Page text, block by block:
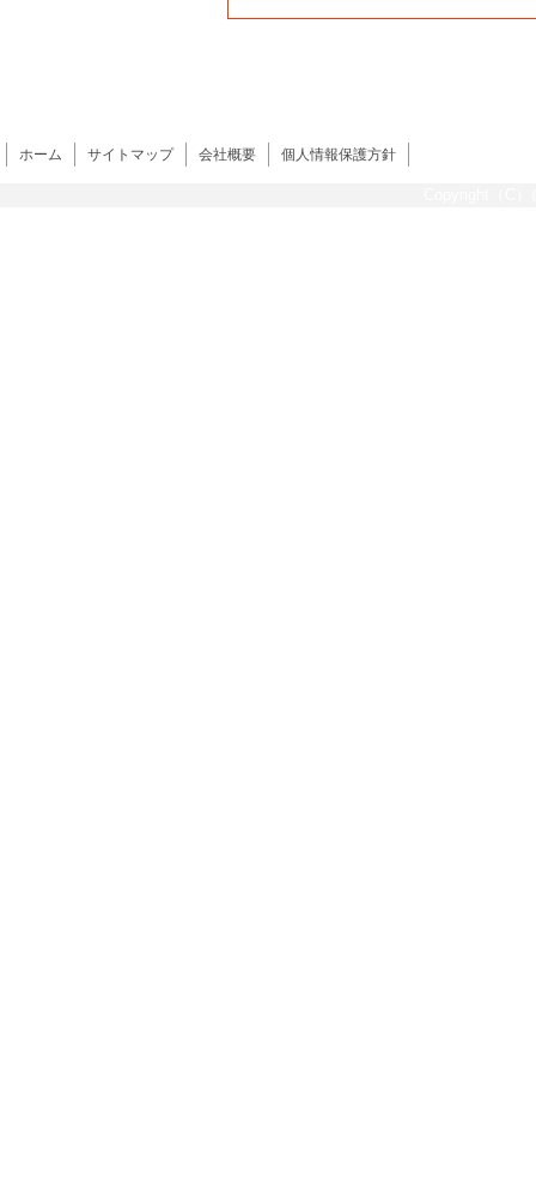
ホーム サイトマップ 会社概要 個人情報保護方針